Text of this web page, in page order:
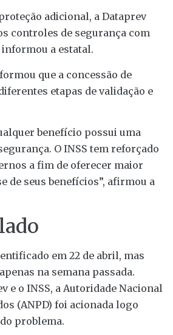
adicional, a Dataprev
controles de segurança com
informou a estatal.
que a concessão de
etapas de validação e
benefício possui uma
O INSS tem reforçado
a fim de oferecer maior
de seus benefícios”, afirmou a
em 22 de abril, mas
na semana passada.
e o INSS, a Autoridade Nacional
(ANPD) foi acionada logo
problema.